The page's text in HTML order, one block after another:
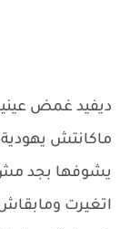
ديفيد غمض عينيه
ماكانتش
يشوفها بجد مش
اتغيرت